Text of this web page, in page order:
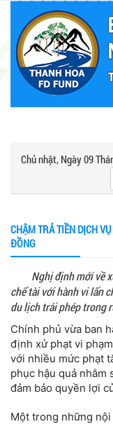
Chủ nhật, Ngày 09
CHẬM TRẢ TIỀN DỊCH
ĐỒNG
Nghị định mới về
chế tài với hành vi lấn
du lịch trái phép trong
Chính phủ vừa ban
định xử phạt vi
với nhiều mức phạt
phục hậu quả nhằm
đảm bảo quyền lợi
Một trong những